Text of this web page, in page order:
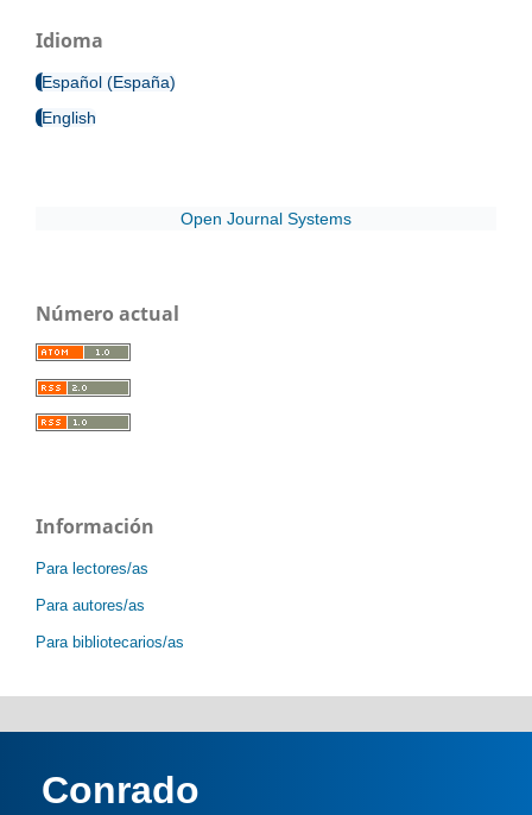
Idioma
Español (España)
English
Open Journal Systems
Número actual
Información
Para lectores/as
Para autores/as
Para bibliotecarios/as
Conrado